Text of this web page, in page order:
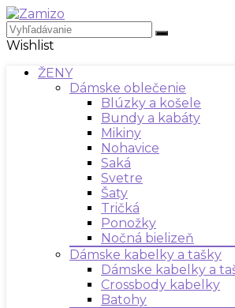
Wishlist
ŽENY
Dámske oblečenie
Blúzky a košele
Bundy a kabáty
Mikiny
Nohavice
Saká
Svetre
Šaty
Tričká
Ponožky
Nočná bielizeň
Dámske kabelky a tašky
Dámske kabelky a
Crossbody kabelky
Batohy